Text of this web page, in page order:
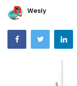
Yogyakarta
Wesly